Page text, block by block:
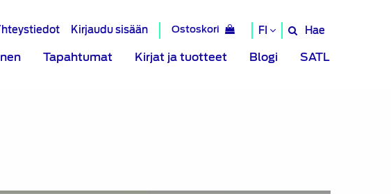
Kirjaudu sisään Ostoskori FI
Hae
Hae
Tapahtumat Kirjat ja tuotteet Blogi SATL